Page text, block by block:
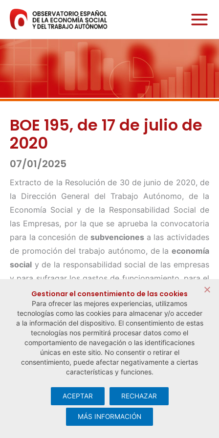
contenido
BOE 195, de 17 de julio de
2020
07/01/2025
Extracto de la Resolución de 30 de junio de 2020, de
la Dirección General del Trabajo Autónomo, de la
Economía Social y de la Responsabilidad Social de
las Empresas, por la que se aprueba la convocatoria
para la concesión de subvenciones a las actividades
de promoción del trabajo autónomo, de la economía
social y de la responsabilidad social de las empresas
y para sufragar los gastos de funcionamiento, para el
año 2020.
← Noticia anterior Noticia siguiente →
© Observatorio Español de la Economía Social y del Trabajo
Aviso legal y política de privacidad
cookies· Desarrollo web:Visualco
Gestionar el consentimiento de las cookies
Para ofrecer las mejores experiencias, utilizamos
tecnologías como las cookies para almacenar y/o acceder
a la información del dispositivo. El consentimiento de estas
tecnologías nos permitirá procesar datos como el
comportamiento de navegación o las identificaciones
únicas en este sitio. No consentir o retirar el
consentimiento, puede afectar negativamente a ciertas
características y funciones.
ACEPTAR RECHAZAR
MÁS INFORMACIÓN